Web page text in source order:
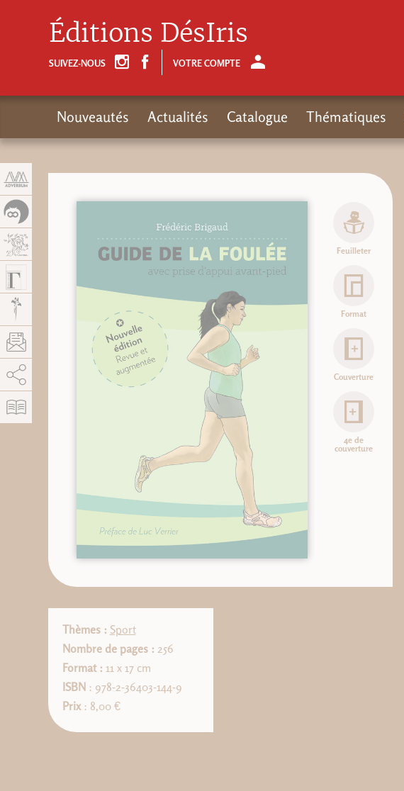
Feuilleter
Format
Couverture
4e de
couverture
Thèmes : Sport
Nombre de pages : 256
Format : 11 x 17 cm
ISBN : 978-2-36403-144-9
Prix: 8,00 €
Éditions DésIris
SUIVEZ-NOUS VOTRE COMPTE
Nouveautés Actualités Catalogue Thématiques
AddThis est désactivé. Autoriser